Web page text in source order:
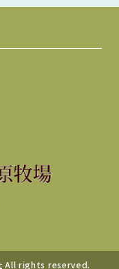
All rights reserved.